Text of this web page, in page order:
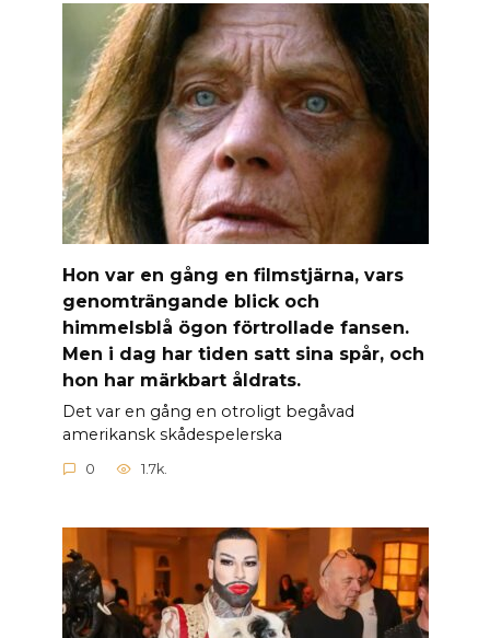
Hon var en gång en filmstjärna, vars
genomträngande blick och
himmelsblå ögon förtrollade fansen.
Men i dag har tiden satt sina spår, och
hon har märkbart åldrats.
Det var en gång en otroligt begåvad
amerikansk skådespelerska
0 1.7k.